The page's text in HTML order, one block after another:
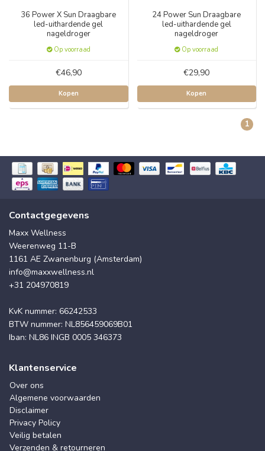
36 Power X Sun Draagbare
led-uithardende gel
nageldroger
Op voorraad
€46,90
Kopen
24 Power Sun Draagbare
led-uithardende gel
nageldroger
Op voorraad
€29,90
Kopen
1
Contactgegevens
Maxx Wellness
Weerenweg 11-B
1161 AE Zwanenburg (Amsterdam)
info@maxxwellness.nl
+31 204970819
KvK nummer: 66242533
BTW nummer: NL856459069B01
Iban: NL86 INGB 0005 346373
Klantenservice
Over ons
Algemene voorwaarden
Disclaimer
Privacy Policy
Veilig betalen
Verzenden & retourneren